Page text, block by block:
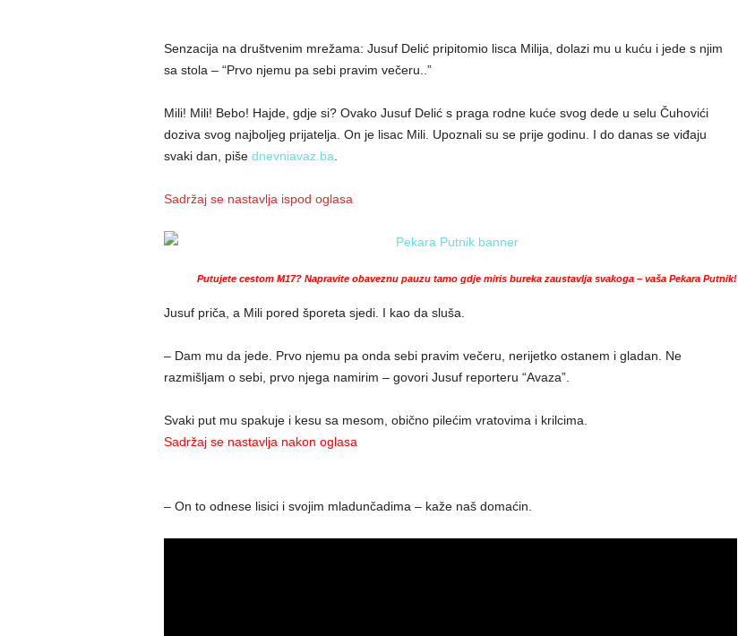
Senzacija na društvenim mrežama: Jusuf Delić pripitomio lisca Milija, dolazi mu u kuću i jede s njim
sa stola – “Prvo njemu pa sebi pravim večeru..”
Mili! Mili! Bebo! Hajde, gdje si? Ovako Jusuf Delić s praga rodne kuće svog dede u selu Čuhovići
doziva svog najboljeg prijatelja. On je lisac Mili. Upoznali su se prije godinu. I do danas se viđaju
svaki dan, piše dnevniavaz.ba
Sadržaj se nastavlja ispod oglasa
Putujete cestom M17? Napravite obaveznu pauzu tamo gdje miris bureka zaustavlja svakoga – vaša Pekara Putnik!
Jusuf priča, a Mili pored šporeta sjedi. I kao da sluša.
– Dam mu da jede. Prvo njemu pa onda sebi pravim večeru, nerijetko ostanem i gladan. Ne
razmišljam o sebi, prvo njega namirim – govori Jusuf reporteru “Avaza”.
Svaki put mu spakuje i kesu sa mesom, obično pilećim vratovima i krilcima.
Sadržaj se nastavlja nakon oglasa
– On to odnese lisici i svojim mladunčadima – kaže naš domaćin.